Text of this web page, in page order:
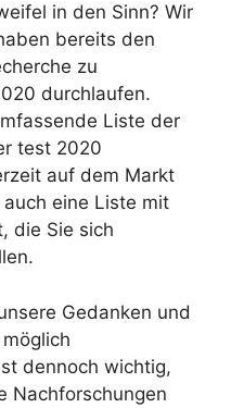
in den Sinn? Wir
bereits den
zu
durchlaufen.
Liste der
test 2020
auf dem Markt
eine Liste mit
die Sie sich
Gedanken und
dennoch wichtig,
Nachforschungen